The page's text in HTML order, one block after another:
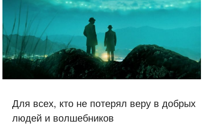
Для всех, кто не потерял веру в добрых
людей и волшебников